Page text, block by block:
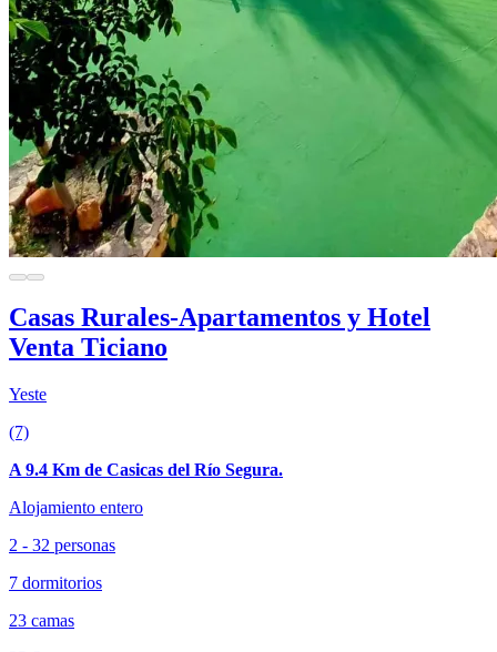
Casas Rurales-Apartamentos y Hotel
Venta Ticiano
Yeste
(7)
A 9.4 Km de Casicas del Río Segura.
Alojamiento entero
2 - 32 personas
7 dormitorios
23 camas